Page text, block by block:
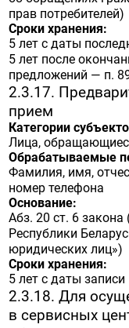
прав потребителей)
Сроки хранения:
5 лет с даты
5 лет после
предложений — п.
2.3.17.
прием
Категории
Лица,
Обрабатываемые
Фамилия, имя,
номер телефона
Основание:
Абз. 20 ст. 6 закона
Республики
юридических лиц»)
Сроки хранения:
5 лет с даты записи
2.3.18. Для
в сервисных